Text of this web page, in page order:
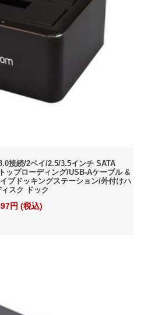
接続/2ベイ/2.5/3.5インチ SATA
ップローディング/USB-Aケーブル &
ブドッキングステーション/外付けハ
スク ドック
円 (税込)